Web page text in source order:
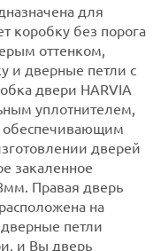
для
коробку без порога
оттенком,
и дверные петли с
двери HARVIA
уплотнителем,
обеспечивающим
дверей
закаленное
Правая дверь
на
петли
и Вы дверь